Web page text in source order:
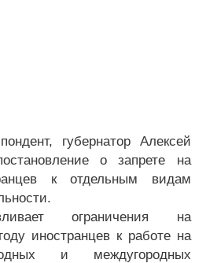
губернатор Алексей
о запрете на
к отдельным видам
ограничения на
иностранцев к работе на
и междугородных